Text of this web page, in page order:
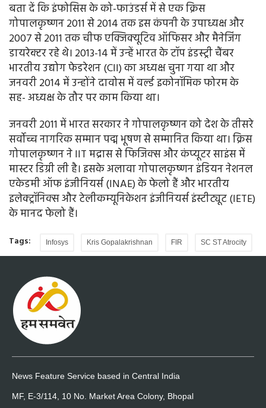
बता दें कि इंफोसिस के को-फाउंडर्स में से एक क्रिस
गोपालकृष्णन 2011 से 2014 तक इस कंपनी के उपाध्यक्ष और
2007 से 2011 तक चीफ एक्जिक्यूटिव ऑफिसर और मैनेजिंग
डायरेक्टर रहे थे। 2013-14 में उन्हें भारत के टॉप इंडस्ट्री चैंबर
भारतीय उद्योग फेडरेशन (CII) का अध्यक्ष चुना गया था और
जनवरी 2014 में उन्होंने दावोस में वर्ल्ड इकोनॉमिक फोरम के
सह- अध्यक्ष के तौर पर काम किया था।
जनवरी 2011 में भारत सरकार ने गोपालकृष्णन को देश के तीसरे
सर्वोच्च नागरिक सम्मान पद्म भूषण से सम्मानित किया था। क्रिस
गोपालकृष्णन ने IIT मद्रास से फिजिक्स और कंप्यूटर साइंस में
मास्टर डिग्री ली है। इसके अलावा गोपालकृष्णन इंडियन नेशनल
एकेडमी ऑफ इंजीनियर्स (INAE) के फेलो हैं और भारतीय
इलेक्ट्रॉनिक्स और टेलीकम्यूनिकेशन इंजीनियर्स इंस्टीट्यूट (IETE)
के मानद फेलो हैं।
Tags: Infosys Kris Gopalakrishnan FIR SC ST Atrocity
News Feature Service based in Central India
MF, E-3/114, 10 No. Market Area Colony, Bhopal